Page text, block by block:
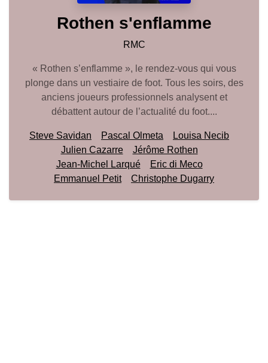
Rothen s'enflamme
RMC
« Rothen s’enflamme », le rendez-vous qui vous
plonge dans un vestiaire de foot. Tous les soirs, des
anciens joueurs professionnels analysent et
débattent autour de l’actualité du foot....
Steve Savidan Pascal Olmeta
Louisa Necib
Julien Cazarre
Jérôme Rothen
Jean-Michel Larqué
Eric di Meco
Emmanuel Petit
Christophe Dugarry